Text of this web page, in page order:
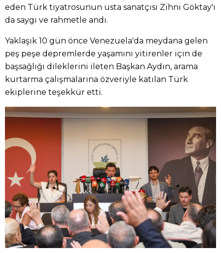
eden Türk tiyatrosunun usta sanatçısı Zihni Göktay'ı
da saygı ve rahmetle andı.
Yaklaşık 10 gün önce Venezuela'da meydana gelen
peş peşe depremlerde yaşamını yitirenler için de
başsağlığı dileklerini ileten Başkan Aydın, arama
kurtarma çalışmalarına özveriyle katılan Türk
ekiplerine teşekkür etti.